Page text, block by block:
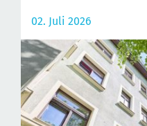
02. Juli 2026